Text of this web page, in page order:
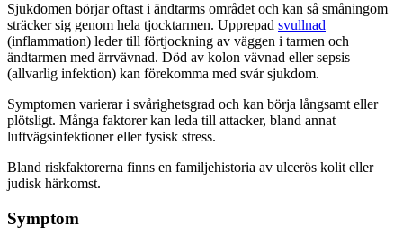
Sjukdomen börjar oftast i ändtarms området och kan så småningom
sträcker sig genom hela tjocktarmen. Upprepad svullnad
(inflammation) leder till förtjockning av väggen i tarmen och
ändtarmen med ärrvävnad. Död av kolon vävnad eller sepsis
(allvarlig infektion) kan förekomma med svår sjukdom.
Symptomen varierar i svårighetsgrad och kan börja långsamt eller
plötsligt. Många faktorer kan leda till attacker, bland annat
luftvägsinfektioner eller fysisk stress.
Bland riskfaktorerna finns en familjehistoria av ulcerös kolit eller
judisk härkomst.
Symptom